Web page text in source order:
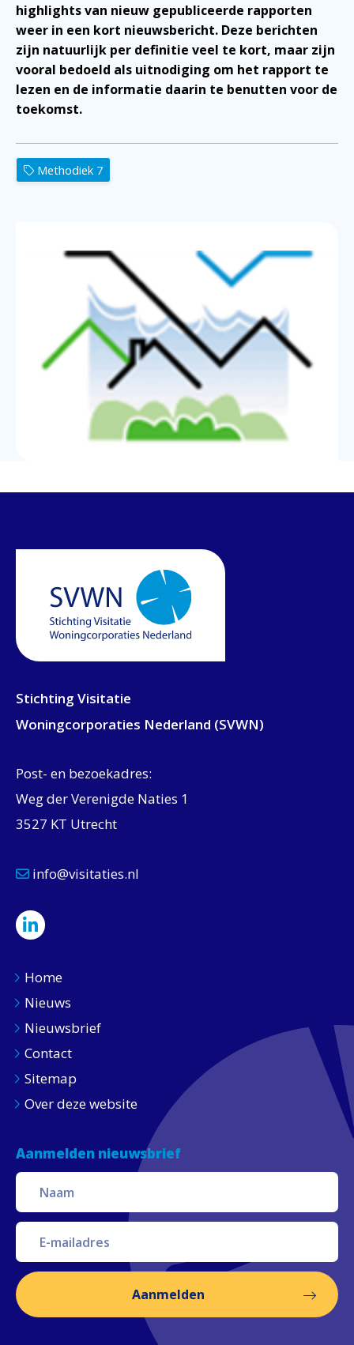
highlights van nieuw gepubliceerde rapporten
weer in een kort nieuwsbericht. Deze berichten
zijn natuurlijk per definitie veel te kort, maar zijn
vooral bedoeld als uitnodiging om het rapport te
lezen en de informatie daarin te benutten voor de
toekomst.
Methodiek 7
Stichting Visitatie
Woningcorporaties Nederland (SVWN)
Post- en bezoekadres:
Weg der Verenigde Naties 1
3527 KT Utrecht
info@visitaties.nl
Home
Nieuws
Nieuwsbrief
Contact
Sitemap
Over deze website
Aanmelden nieuwsbrief
Aanmelden